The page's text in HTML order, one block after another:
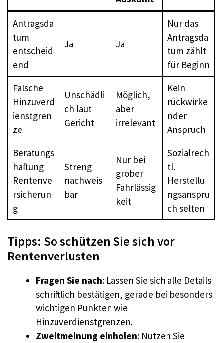
Antragsda
tum
entscheid
end
Ja Ja
Nur das
Antragsda
tum zählt
für Beginn
Falsche
Hinzuverd
ienstgren
ze
Unschädli
ch laut
Gericht
Möglich,
aber
irrelevant
Kein
rückwirke
nder
Anspruch
Beratungs
haftung
Rentenve
rsicherun
g
Streng
nachweis
bar
Nur bei
grober
Fahrlässig
keit
Sozialrech
tl.
Herstellu
ngsanspru
ch selten
Tipps: So schützen Sie sich vor
Rentenverlusten
Fragen Sie nach: Lassen Sie sich alle Details
schriftlich bestätigen, gerade bei besonders
wichtigen Punkten wie
Hinzuverdienstgrenzen.
Zweitmeinung einholen: Nutzen Sie